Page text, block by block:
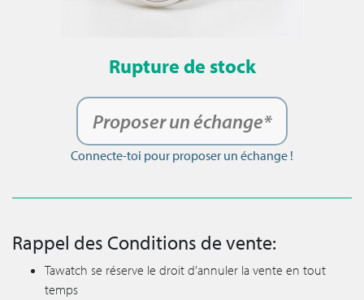
Rupture de stock
Proposer un échange*
Connecte-toi pour proposer un échange !
Rappel des Conditions de vente:
Tawatch se réserve le droit d’annuler la vente en tout
temps